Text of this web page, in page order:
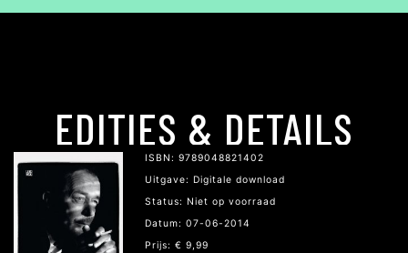
EDITIES & DETAILS
ISBN: 9789048821402
Uitgave: Digitale download
Status: Niet op voorraad
Datum: 07-06-2014
Prijs: € 9,99